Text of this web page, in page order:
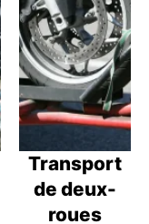
Transport
de deux-
roues